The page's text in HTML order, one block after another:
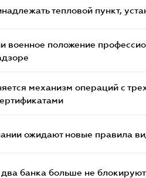
тепловой пункт,
военное положение
механизм операций с
ожидают новые правила
банка больше не